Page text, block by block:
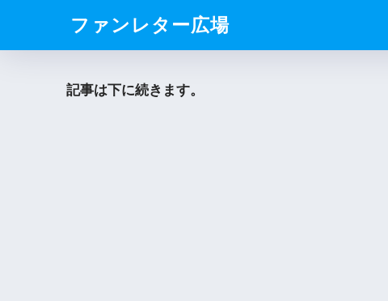
ファンレター広場
記事は下に続きます。